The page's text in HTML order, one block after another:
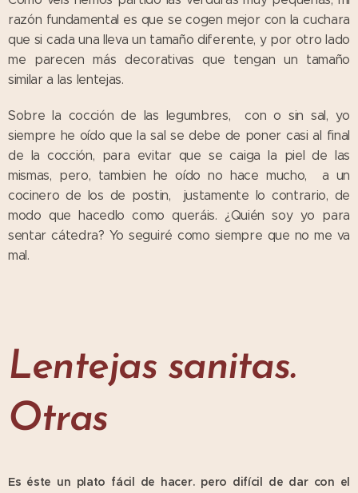
razón fundamental es que se cogen mejor con la cuchara
que si cada una lleva un tamaño diferente, y por otro lado
me parecen más decorativas que tengan un tamaño
similar a las lentejas.
Sobre la cocción de las legumbres, con o sin sal, yo
siempre he oído que la sal se debe de poner casi al final
de la cocción, para evitar que se caiga la piel de las
mismas, pero, tambien he oído no hace mucho, a un
cocinero de los de postin, justamente lo contrario, de
modo que hacedlo como queráis. ¿Quién soy yo para
sentar cátedra? Yo seguiré como siempre que no me va
mal.
Lentejas sanitas.
Otras
Es éste un plato fácil de hacer. pero difícil de dar con el